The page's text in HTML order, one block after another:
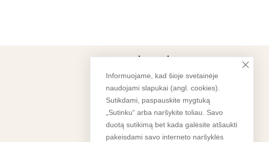
Įmonė
IV pažymos nr. 977055
APIE MUS
PRISTATYMAS IR GRĄŽINIMAS
PASLAUGŲ TEIKIMO SĄLYGOS
Informuojame, kad šioje svetainėje
naudojami slapukai (angl. cookies).
Sutikdami, paspauskite mygtuką
„Sutinku“ arba naršykite toliau. Savo
duotą sutikimą bet kada galėsite atšaukti
pakeisdami savo interneto naršyklės